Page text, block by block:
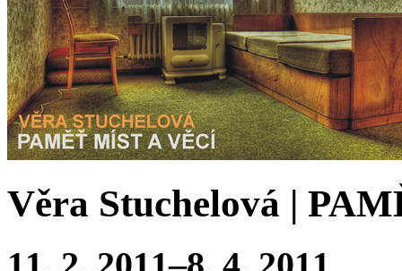
Věra Stuchelová |